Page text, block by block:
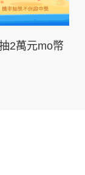
2萬元mo幣